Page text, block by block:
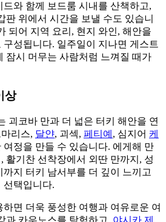
와 함께 보드룸 시내를 산책하고,
판 위에서 시간을 보낼 수도 있습니
되어 지역 요리, 현지 와인, 해안을
성됩니다. 일주일이 지나면 게스트
잠시 머무는 사람처럼 느껴질 때가
상
괴코바 만과 더 넓은 터키 해안을 연
리스, 달얀, 괴섹, 페티예 , 심지어 케
여정을 만들 수 있습니다. 에게해 만
활기찬 선착장에서 외딴 만까지, 성
지 터키 남서부를 더 깊이 느끼고
선택입니다.
면 더욱 풍성한 여행과 여유로운 여
과 카우노스를 탐험하고, 야시카 제